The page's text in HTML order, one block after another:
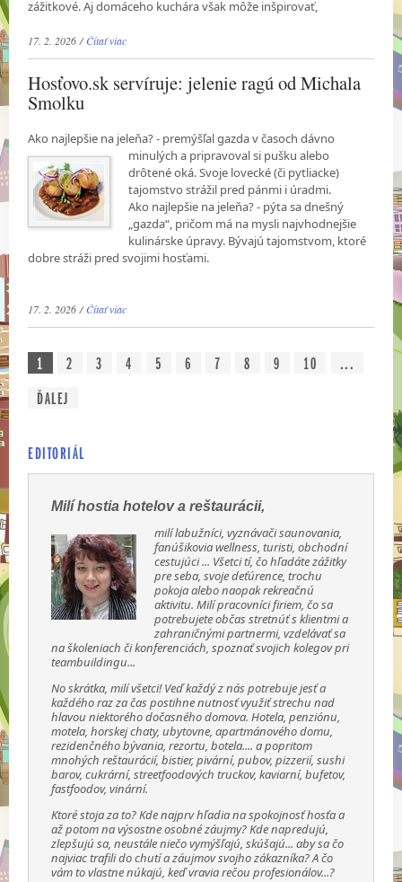
zážitkové. Aj domáceho kuchára však môže inšpirovať,
17. 2. 2026 /Čítať viac
Hosťovo.sk servíruje: jelenie ragú od Michala
Smolku
Ako najlepšie na jeleňa? - premýšľal gazda v časoch dávno
minulých a pripravoval si puškualebo
drôtené oká. Svoje lovecké (či pytliacke)
tajomstvo strážil pred pánmi i úradmi.
Ako najlepšie na jeleňa? - pýta sa dnešný
„gazda“, pričom má na mysli najvhodnejšie
kulinárske úpravy. Bývajú tajomstvom, ktoré
dobre stráži pred svojimi hosťami.
17. 2. 2026 /Čítať viac
1 2 3 4 5 6 7 8 9 10
...
ĎALEJ
EDITORIÁL
Milí hostia hotelov a reštaurácii,
milí labužníci, vyznávači saunovania,
fanúšikovia wellness, turisti, obchodní
cestujúci ... Všetci tí, čo hľadáte zážitky
pre seba, svoje deťúrence, trochu
pokoja alebo naopak rekreačnú
aktivitu. Milí pracovníci firiem, čo sa
potrebujete občas stretnúť s klientmi a
zahraničnými partnermi, vzdelávať sa
na školeniach či konferenciách, spoznať svojich kolegov pri
teambuildingu...
No skrátka, milí všetci! Veď každý z nás potrebuje jesť a
každého raz za čas postihne nutnosť využiť strechu nad
hlavou niektorého dočasného domova. Hotela, penziónu,
motela, horskej chaty, ubytovne, apartmánového domu,
rezidenčného bývania, rezortu, botela.... a popritom
mnohých reštaurácií, bistier, pivární, pubov, pizzerií, sushi
barov, cukrární, streetfoodových truckov, kaviarní, bufetov,
fastfoodov, vinární.
Ktoré stoja za to? Kde najprv hľadia na spokojnosť hosťa a
až potom na výsostne osobné záujmy? Kde napredujú,
zlepšujú sa, neustále niečo vymýšľajú, skúšajú... aby sa čo
najviac trafili do chutí a záujmov svojho zákazníka? A čo
vám to vlastne núkajú, keď vravia rečou profesionálov...?